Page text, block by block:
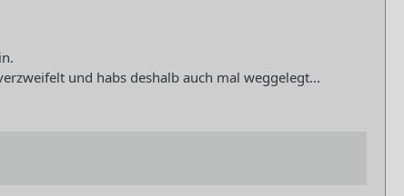
und habs deshalb auch mal weggelegt...